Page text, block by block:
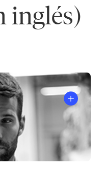
inglés)